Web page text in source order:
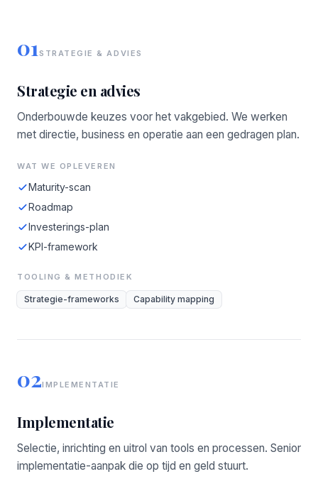
01STRATEGIE & ADVIES
Strategie en advies
Onderbouwde keuzes voor het vakgebied. We werken
met directie, business en operatie aan een gedragen plan.
WAT WE OPLEVEREN
Maturity-scan
Roadmap
Investerings-plan
KPI-framework
TOOLING & METHODIEK
Strategie-frameworks Capability mapping
02IMPLEMENTATIE
Implementatie
Selectie, inrichting en uitrol van tools en processen. Senior
implementatie-aanpak die op tijd en geld stuurt.